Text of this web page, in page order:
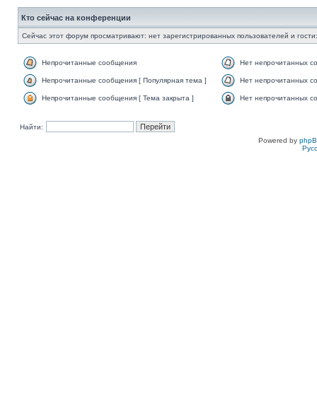
Кто сейчас на конференции
Сейчас этот форум просматривают: нет зарегистрированных пользователей и
Непрочитанные сообщения Нет непрочитанных
Непрочитанные сообщения [ Популярная тема ] Нет непрочитанных
Непрочитанные сообщения [ Тема закрыта ] Нет непрочитанных
Найти:
Powered by